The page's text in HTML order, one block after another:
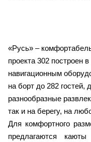
«Русь» –
проекта 302 построен
навигационным
на борт до 282 гостей,
разнообразные
так и на берегу, на
Для комфортного
предлагаются